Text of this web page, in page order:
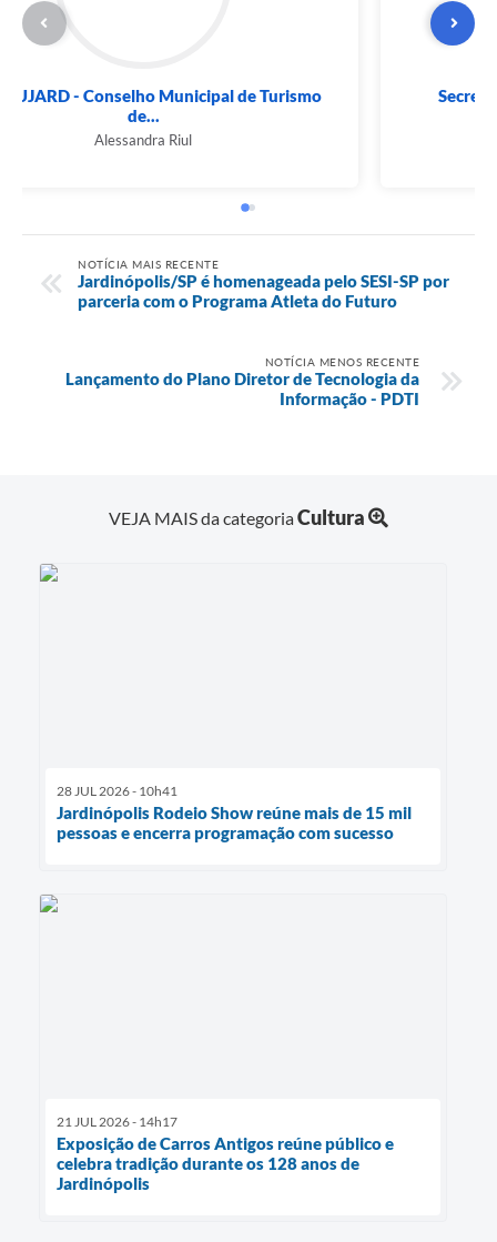
COMTUJARD - Conselho Municipal de Turismo
NOTÍCIA MAIS RECENTE
Jardinópolis/SP é homenageada pelo SESI-SP por
parceria com o Programa Atleta do Futuro
NOTÍCIA MENOS RECENTE
Lançamento do Plano Diretor de Tecnologia da
Informação - PDTI
VEJA MAIS da categoriaCultura
28 JUL 2026 - 10h41
Jardinópolis Rodeio Show reúne mais de 15 mil
pessoas e encerra programação com sucesso
21 JUL 2026 - 14h17
Exposição de Carros Antigos reúne público e
celebra tradição durante os 128 anos de
Jardinópolis